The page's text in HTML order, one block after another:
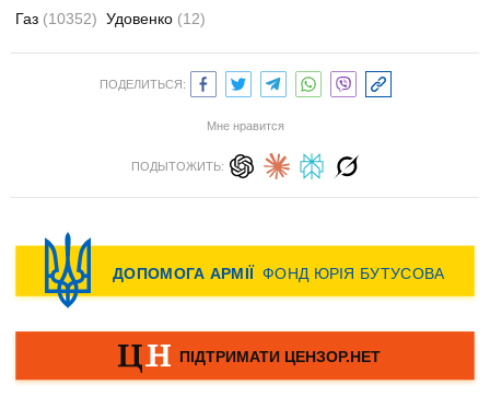
Газ (10352) Удовенко (12)
ПОДЕЛИТЬСЯ:
Мне нравится
ПОДЫТОЖИТЬ: